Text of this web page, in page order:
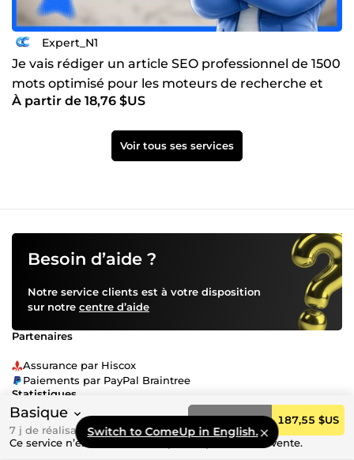
Basique
7 j de réalisation
Commander
187,55 $US
Ce service n’est actuellement pas disponible à la vente.
Expert_N1
Je vais rédiger un article SEO professionnel de 1500
mots optimisé pour les moteurs de recherche et
l'IA
À partir de 18,76 $US
Voir tous ses services
Switch to ComeUp in English.
Besoin d’aide ?
Notre service clients est à votre disposition
sur notre centre d’aide
Partenaires
Assurance par Hiscox
Paiements par PayPal Braintree
Statistiques
39 004 services disponibles
1 335 022commandes effectuées